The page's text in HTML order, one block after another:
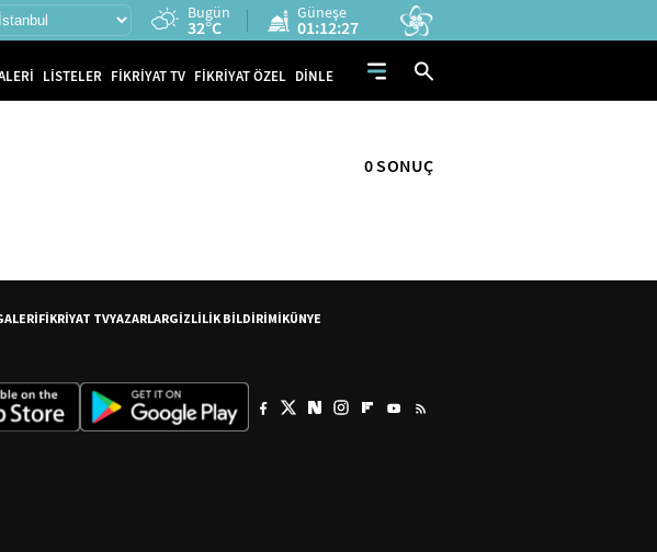
Bugün
32°C
Güneşe
01:12:27
LİSTELER FİKRİYAT TV FİKRİYAT ÖZEL DİNLE
0 SONUÇ
FİKRİYAT TVYAZARLARGİZLİLİK BİLDİRİMİKÜNYE